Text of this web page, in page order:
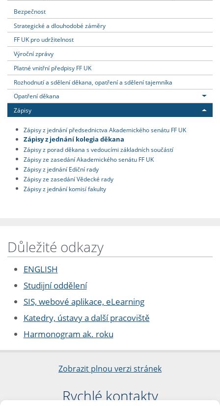
Bezpečnost
Strategické a dlouhodobé záměry
FF UK pro udržitelnost
Výroční zprávy
Platné vnitřní předpisy FF UK
Rozhodnutí a sdělení děkana, opatření a sdělení tajemníka
Opatření děkana
Zápisy
Zápisy z jednání předsednictva Akademického senátu FF UK
Zápisy z jednání kolegia děkana
Zápisy z porad děkana s vedoucími základních součástí
Zápisy ze zasedání Akademického senátu FF UK
Zápisy z jednání Ediční rady
Zápisy ze zasedání Vědecké rady
Zápisy z jednání komisí fakulty
Důležité odkazy
ENGLISH
Studijní oddělení
SIS, webové aplikace, eLearning
Katedry, ústavy a další pracoviště
Harmonogram ak. roku
Zobrazit plnou verzi stránek
Rychlé kontakty